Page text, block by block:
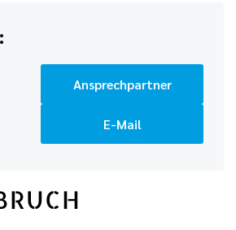
Ansprechpartner
E-Mail